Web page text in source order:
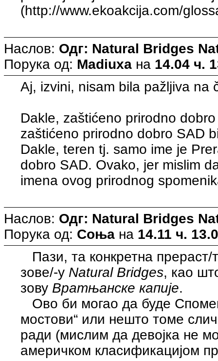
(http://www.ekoakcija.com/
Наслов: Одг: Natural Bridges
Порука од: Madiuxa на 14.04 ч.
Aj, izvini, nisam bila pažljiva na
Dakle, zaštićeno prirodno
zaštićeno prirodno dobro SAD
Dakle, teren tj. samo ime je
dobro SAD. Ovako, jer mislim
imena ovog prirodnog
Наслов: Одг: Natural Bridges
Порука од: Соња на 14.11 ч.
Пази, та конкретна прераст/
зове/-у Natural Bridges, као
зову Вратњанске капије.
Ово би могао да буде
мостови“ или нешто томе
ради (мислим да девојка не
америчком класификацијом